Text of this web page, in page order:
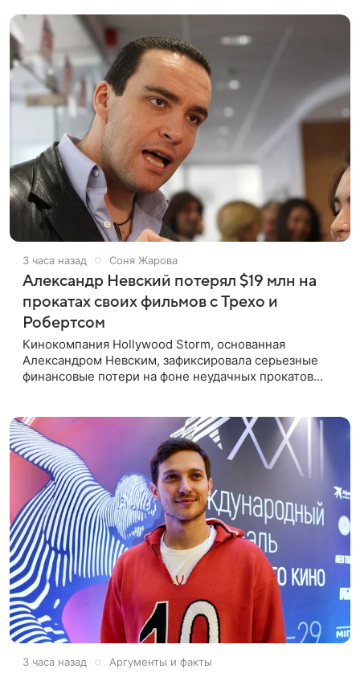
3 часа назад Соня Жарова
Александр Невский потерял $19 млн на
прокатах своих фильмов с Трехо и
Робертсом
Кинокомпания Hollywood Storm, основанная
Александром Невским, зафиксировала серьезные
финансовые потери на фоне неудачных прокатов
3 часа назад Аргументы и факты